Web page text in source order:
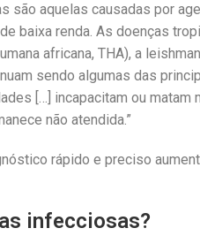
são aquelas causadas por
baixa renda. As doenças
africana, THA), a
sendo algumas das
[…] incapacitam ou
não atendida.”
rápido e preciso
infecciosas?